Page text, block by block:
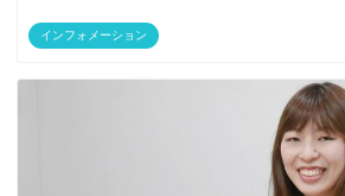
インフォメーション